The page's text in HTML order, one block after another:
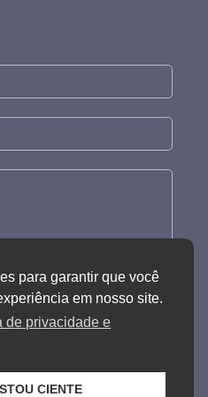
para garantir que você
em nosso site.
de privacidade e
CIENTE